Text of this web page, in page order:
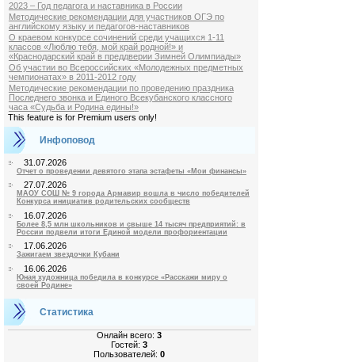
2023 – Год педагога и наставника в России
Методические рекомендации для участников ОГЭ по
английскому языку и педагогов-наставников
О краевом конкурсе сочинений среди учащихся 1-11
классов «Люблю тебя, мой край родной!» и
«Краснодарский край в преддверии Зимней Олимпиады»
Об участии во Всероссийских «Молодежных предметных
чемпионатах» в 2011-2012 году
Методические рекомендации по проведению праздника
Последнего звонка и Единого Всекубанского классного
часа «Судьба и Родина едины!»
This feature is for Premium users only!
Инфоповод
31.07.2026
Отчет о проведении девятого этапа эстафеты «Мои финансы»
27.07.2026
МАОУ СОШ № 9 города Армавир вошла в число победителей
Конкурса инициатив родительских сообществ
16.07.2026
Более 8,5 млн школьников и свыше 14 тысяч предприятий: в
России подвели итоги Единой модели профориентации
17.06.2026
Зажигаем звездочки Кубани
16.06.2026
Юная художница победила в конкурсе «Расскажи миру о
своей Родине»
Статистика
Онлайн всего:3
Гостей:3
Пользователей:0